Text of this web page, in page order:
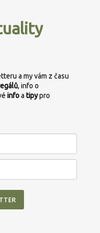
a my vám z času
, info o
infoa tipypro